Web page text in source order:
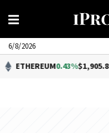
6/8/2026
0.43%$1,905.84